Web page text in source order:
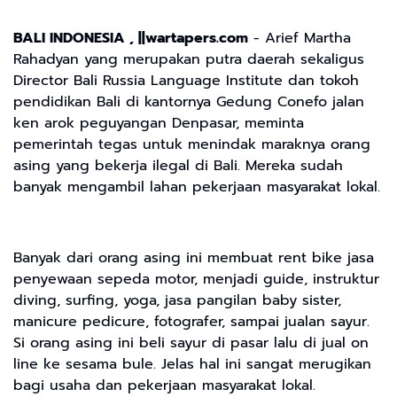
BALI INDONESIA , ||wartapers.com - Arief Martha
Rahadyan yang merupakan putra daerah sekaligus
Director Bali Russia Language Institute dan tokoh
pendidikan Bali di kantornya Gedung Conefo jalan
ken arok peguyangan Denpasar, meminta
pemerintah tegas untuk menindak maraknya orang
asing yang bekerja ilegal di Bali. Mereka sudah
banyak mengambil lahan pekerjaan masyarakat lokal.
Banyak dari orang asing ini membuat rent bike jasa
penyewaan sepeda motor, menjadi guide, instruktur
diving, surfing, yoga, jasa pangilan baby sister,
manicure pedicure, fotografer, sampai jualan sayur.
Si orang asing ini beli sayur di pasar lalu di jual on
line ke sesama bule. Jelas hal ini sangat merugikan
bagi usaha dan pekerjaan masyarakat lokal.